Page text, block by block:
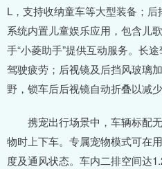
L，支持收纳童车等大型装备；
系统内置儿童娱乐应用，包含儿
手“小菱助手”提供互动服务。长
驾驶疲劳；后视镜及后挡风玻璃
野，锁车后后视镜自动折叠以减少
携宠出行场景中，车辆标配无
物时上下车。专属宠物模式可在
度及通风状态。车内二排空间达